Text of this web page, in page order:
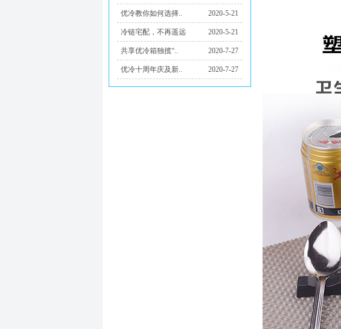
优冷教你如何选择.. 2020-5-21
冷链宅配，不再遥远 2020-5-21
共享优冷箱独揽“.. 2020-7-27
优冷十周年庆及新.. 2020-7-27